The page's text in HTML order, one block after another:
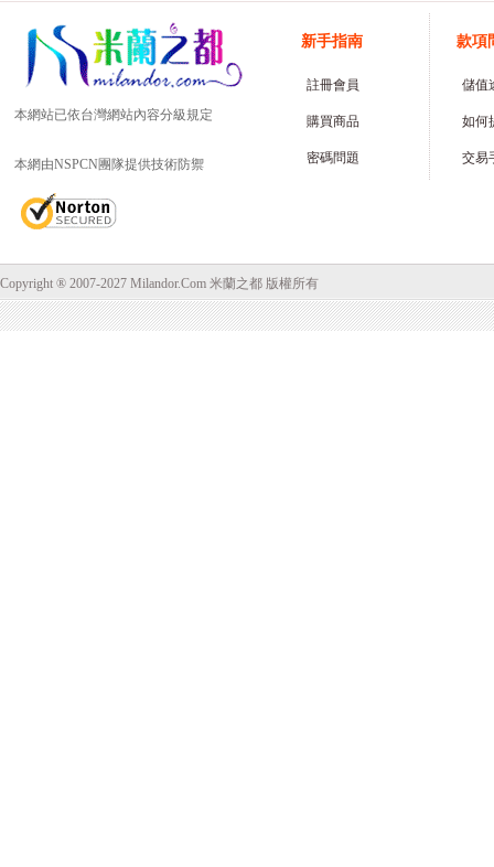
本網站已依台灣網站內容分級規定
本網由NSPCN團隊提供技術防禦
新手指南
註冊會員
購買商品
密碼問題
款項
儲值
如何
交易
Copyright ® 2007-2027 Milandor.Com 米蘭之都 版權所有